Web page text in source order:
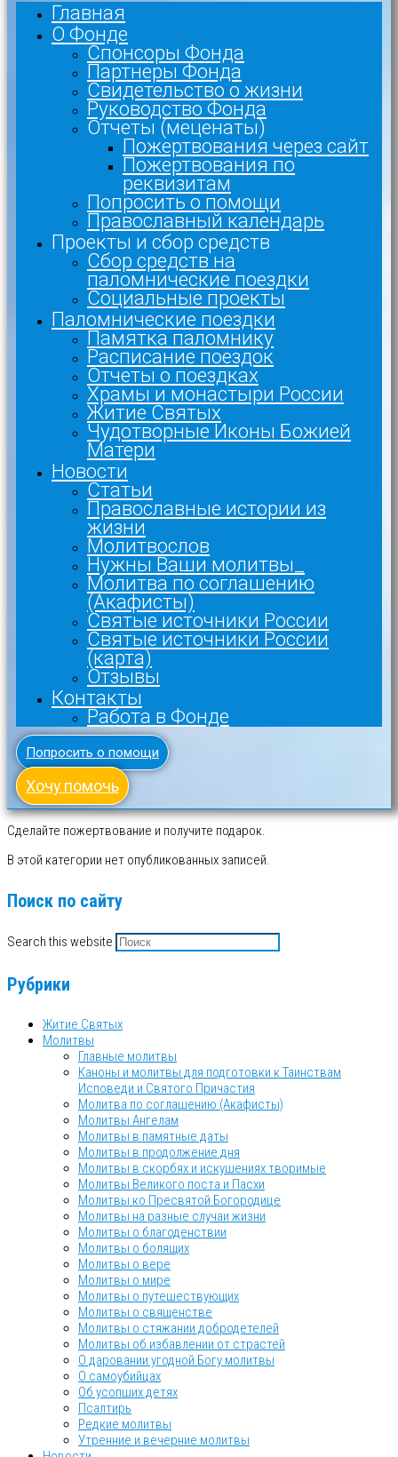
Главная
О Фонде
Спонсоры Фонда
Партнеры Фонда
Свидетельство о жизни
Руководство Фонда
Отчеты (меценаты)
Пожертвования через сайт
Пожертвования по
реквизитам
Попросить о помощи
Православный календарь
Проекты и сбор средств
Сбор средств на
паломнические поездки
Социальные проекты
Паломнические поездки
Памятка паломнику
Расписание поездок
Отчеты о поездках
Храмы и монастыри России
Житие Святых
Чудотворные Иконы Божией
Матери
Новости
Статьи
Православные истории из
жизни
Молитвослов
Нужны Ваши молитвы_
Молитва по соглашению
(Акафисты)
Святые источники России
Святые источники России
(карта)
Отзывы
Контакты
Работа в Фонде
Попросить о помощи
Хочу помочь
Сделайте пожертвование и получите подарок.
В этой категории нет опубликованных записей.
Поиск по сайту
Search this website
Рубрики
Житие Святых
Молитвы
Главные молитвы
Каноны и молитвы для подготовки к Таинствам
Исповеди и Святого Причастия
Молитва по соглашению (Акафисты)
Молитвы Ангелам
Молитвы в памятные даты
Молитвы в продолжение дня
Молитвы в скорбях и искушениях творимые
Молитвы Великого поста и Пасхи
Молитвы ко Пресвятой Богородице
Молитвы на разные случаи жизни
Молитвы о благоденствии
Молитвы о болящих
Молитвы о вере
Молитвы о мире
Молитвы о путешествующих
Молитвы о священстве
Молитвы о стяжании добродетелей
Молитвы об избавлении от страстей
О даровании угодной Богу молитвы
О самоубийцах
Об усопших детях
Псалтирь
Редкие молитвы
Утренние и вечерние молитвы